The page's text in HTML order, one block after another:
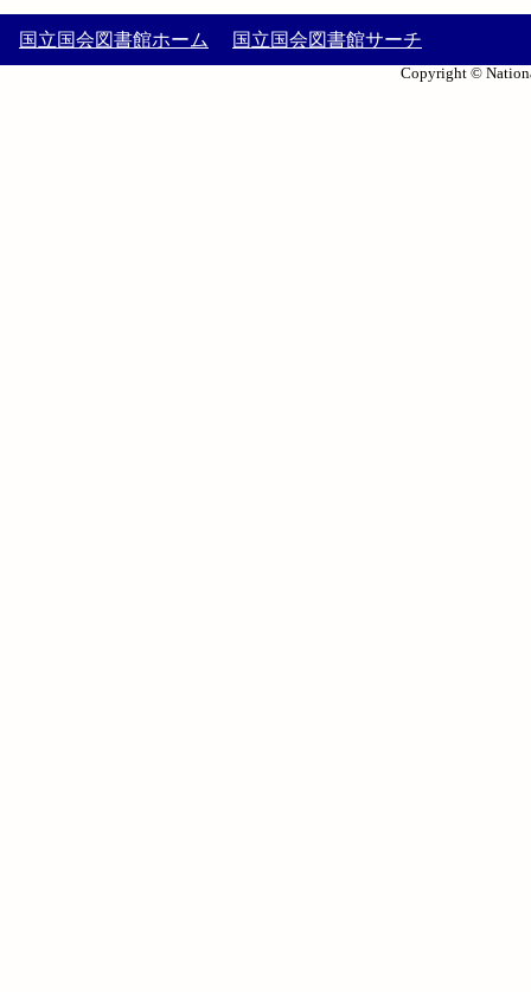
国立国会図書館ホーム 国立国会図書館サーチ
Copyright ©